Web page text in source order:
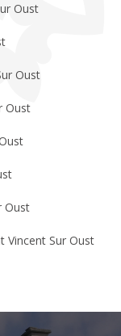
Oust
Oust
Oust
Oust
Vincent Sur Oust